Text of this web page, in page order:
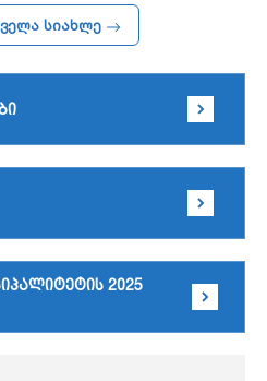
2025
სიახლე